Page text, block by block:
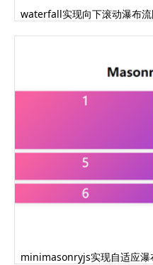
waterfall实现向下滚动瀑布
minimasonryjs实现自适应瀑